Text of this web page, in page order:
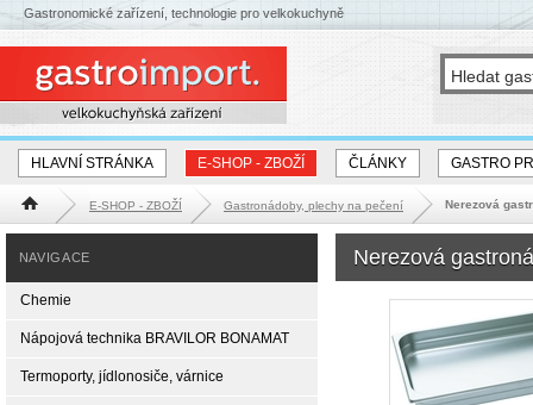
HLAVNÍ STRÁNKA E-SHOP - ZBOŽÍ ČLÁNKY GASTRO
Hlavní stránka E-SHOP - ZBOŽÍ Gastronádoby, plechy na pečení Nerezová
Nerezová
NAVIGACE
Chemie
Nápojová technika BRAVILOR BONAMAT
Termoporty, jídlonosiče, várnice
Gastronomické zařízení, technologie pro velkokuchyně